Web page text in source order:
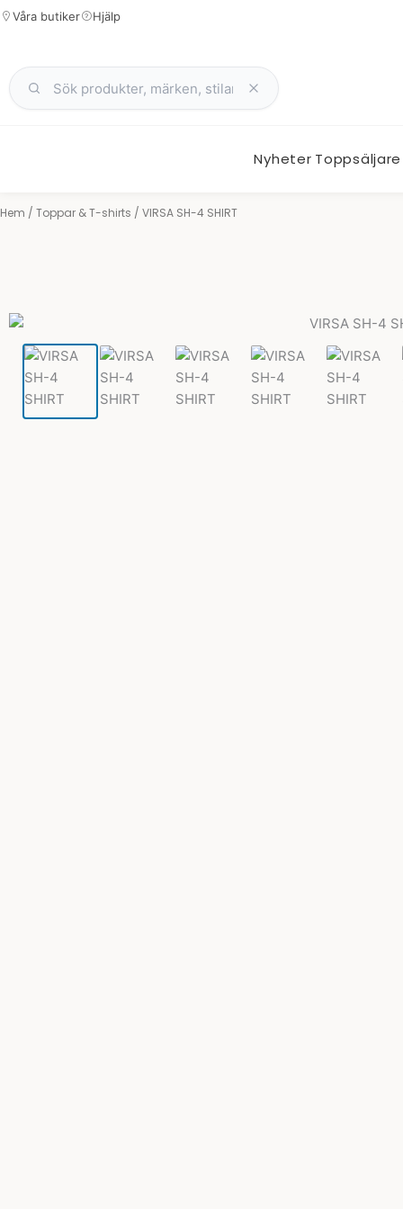
Hoppa
Våra butiker Hjälp
Nyheter Toppsäljare
Hem / Toppar & T-shirts / VIRSA SH-4 SHIRT